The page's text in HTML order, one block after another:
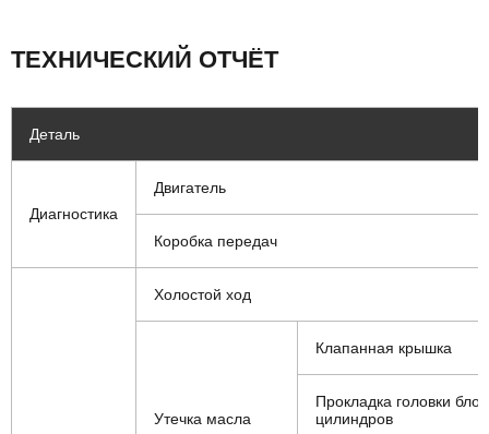
ТЕХНИЧЕСКИЙ ОТЧЁТ
Деталь
Диагностика
Двигатель
Коробка передач
Холостой ход
Утечка масла
Клапанная крышка
Прокладка головки
цилиндров